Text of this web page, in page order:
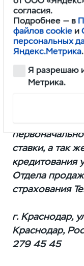
По
кредитования
кредит, можно
20%
которая будет
взноса по
ставки, а так
кредитования
Отдела
страхования
г. Краснодар,
Краснодар,
279 45 45
согласия.
Подробнее — в
файлов cookie и
персональных
Яндекс.Метрика.
Я разрешаю
Метрика.